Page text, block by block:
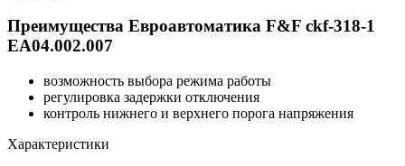
Преимущества Евроавтоматика F&F ckf-318-1
EA04.002.007
возможность выбора режима работы
регулировка задержки отключения
контроль нижнего и верхнего порога напряжения
Характеристики